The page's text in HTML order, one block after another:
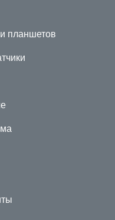
планшетов